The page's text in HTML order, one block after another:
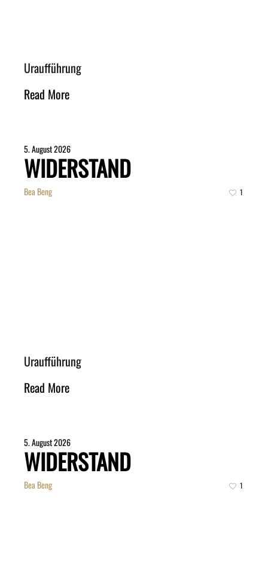
Uraufführung
Read More
5. August 2026
WIDERSTAND
Bea Beng 1
Uraufführung
Read More
5. August 2026
WIDERSTAND
Bea Beng 1